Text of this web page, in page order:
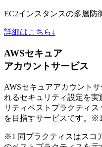
EC2インスタンスの多層防
詳細はこちら↓
AWSセキュア
アカウントサービス
AWSセキュアアカウント
れるセキュリティ設定を実
リティベストプラクティス
を目指すサービスです。
※1
※1 同プラクティスはスコ